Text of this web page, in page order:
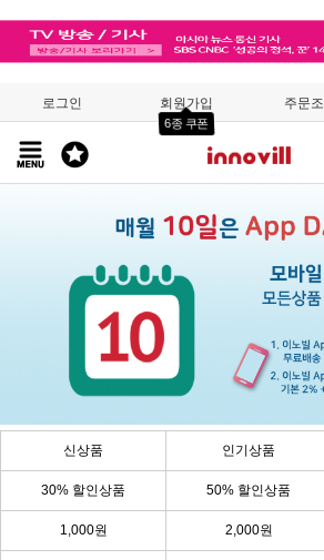
로그인 회원가입
6종 쿠폰
주문
신상품 인기상품
30% 할인상품 50% 할인상품
1,000원 2,000원